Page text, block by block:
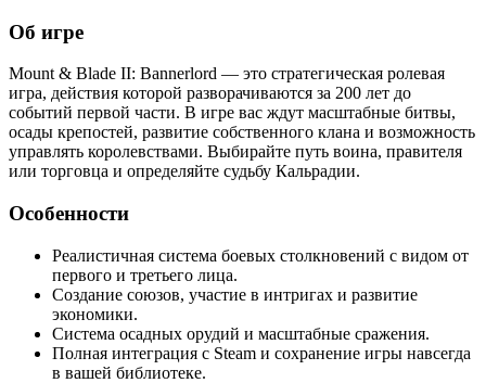
Об игре
Mount & Blade II: Bannerlord — это стратегическая ролевая
игра, действия которой разворачиваются за 200 лет до
событий первой части. В игре вас ждут масштабные битвы,
осады крепостей, развитие собственного клана и возможность
управлять королевствами. Выбирайте путь воина, правителя
или торговца и определяйте судьбу Кальрадии.
Особенности
Реалистичная система боевых столкновений с видом от
первого и третьего лица.
Создание союзов, участие в интригах и развитие
экономики.
Система осадных орудий и масштабные сражения.
Полная интеграция с Steam и сохранение игры навсегда
в вашей библиотеке.